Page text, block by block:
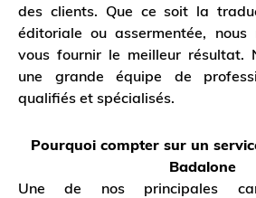
des clients. Que ce soit la
éditoriale ou assermentée, nous
vous fournir le meilleur résultat.
une grande équipe de
qualifiés et spécialisés.
Pourquoi compter sur un
Badalone
Une de nos principales